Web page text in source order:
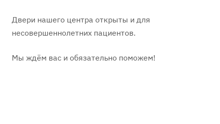
Двери нашего центра открыты и для
несовершеннолетних пациентов.
Мы ждём вас и обязательно поможем!